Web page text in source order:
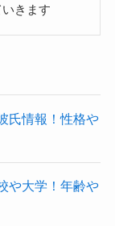
合っている
た。
きます
氏情報！性格や
や大学！年齢や